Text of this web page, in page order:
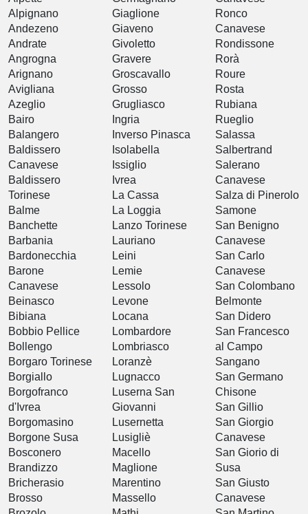
Alpignano
Andezeno
Andrate
Angrogna
Arignano
Avigliana
Azeglio
Bairo
Balangero
Baldissero
Canavese
Baldissero
Torinese
Balme
Banchette
Barbania
Bardonecchia
Barone
Canavese
Beinasco
Bibiana
Bobbio Pellice
Bollengo
Borgaro Torinese
Borgiallo
Borgofranco
d'Ivrea
Borgomasino
Borgone Susa
Bosconero
Brandizzo
Bricherasio
Brosso
Giaglione
Giaveno
Givoletto
Gravere
Groscavallo
Grosso
Grugliasco
Ingria
Inverso Pinasca
Isolabella
Issiglio
Ivrea
La Cassa
La Loggia
Lanzo Torinese
Lauriano
Leini
Lemie
Lessolo
Levone
Locana
Lombardore
Lombriasco
Loranzè
Lugnacco
Luserna San
Giovanni
Lusernetta
Lusigliè
Macello
Maglione
Marentino
Massello
Ronco
Canavese
Rondissone
Rorà
Roure
Rosta
Rubiana
Rueglio
Salassa
Salbertrand
Salerano
Canavese
Salza di Pinerolo
Samone
San Benigno
Canavese
San Carlo
Canavese
San Colombano
Belmonte
San Didero
San Francesco
al Campo
Sangano
San Germano
Chisone
San Gillio
San Giorgio
Canavese
San Giorio di
Susa
San Giusto
Canavese